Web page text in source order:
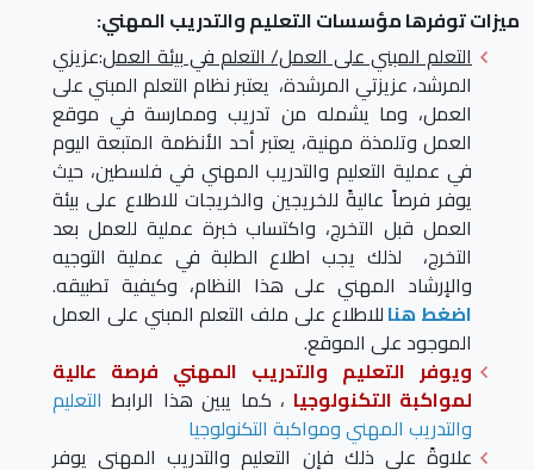
ميزات توفرها مؤسسات التعليم والتدريب المهني:
التعلم المبني على العمل/ التعلم في بيئة العمل:عزيزي
المرشد، عزيزتي المرشدة، يعتبر نظام التعلم المبني على
العمل، وما يشمله من تدريب وممارسة في موقع
العمل وتلمذة مهنية، يعتبر أحد الأنظمة المتبعة اليوم
في عملية التعليم والتدريب المهني في فلسطين، حيث
يوفر فرصاً عاليةً للخريجين والخريجات للاطلاع على بيئة
العمل قبل التخرج، واكتساب خبرة عملية للعمل بعد
التخرج، لذلك يجب اطلاع الطلبة في عملية التوجيه
والإرشاد المهني على هذا النظام، وكيفية تطبيقه.
اضغط هناللاطلاع على ملف التعلم المبني على العمل
الموجود على الموقع.
ويوفر التعليم والتدريب المهني فرصة عالية
لمواكبة التكنولوجيا ، كما يبين هذا الرابط التعليم
والتدريب المهني ومواكبة التكنولوجيا
علاوةً على ذلك فإن التعليم والتدريب المهني يوفر